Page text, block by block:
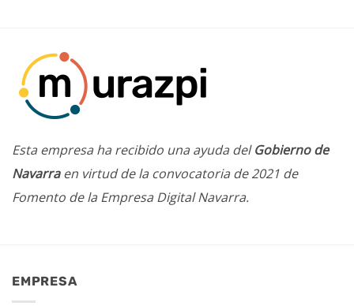
Esta empresa ha recibido una ayuda delGobierno de
Navarraen virtud de la convocatoria de 2021 de
Fomento de la Empresa Digital Navarra.
EMPRESA